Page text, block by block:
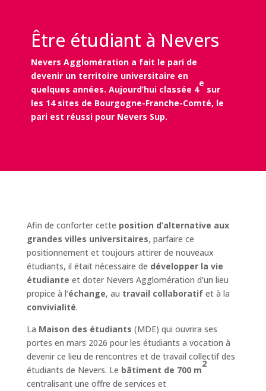
Être étudiant à Nevers
Nevers Agglomération a fait le pari de
devenir un territoire universitaire en
quelques années. Aujourd’hui classée 4
e
sur
les 14 sites de Bourgogne-Franche-Comté, le
pari est réussi pour Nevers Sup.
Afin de conforter cette position d’alternative aux
grandes villes universitaires, parfaire ce
positionnement et toujours attirer de nouveaux
étudiants, il était nécessaire de développer la vie
étudiante et doter Nevers Agglomération d’un lieu
propice à l’échange, au travail collaboratifet à la
convivialité.
La Maison des étudiants (MDE) qui ouvrira ses
portes en mars 2026 pour les étudiants a vocation à
devenir ce lieu de rencontres et de travail collectif des
étudiants de Nevers. Le bâtiment de 700 m
2
centralisant une offre de services et